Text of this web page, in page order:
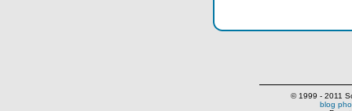
© 1999 - 2011
blog